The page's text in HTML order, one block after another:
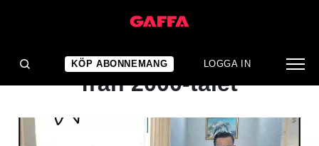
KÖP ABONNEMANG LOGGA IN
ALBUMRECENSION
Som en indiepunk-platta
från 2000-talet